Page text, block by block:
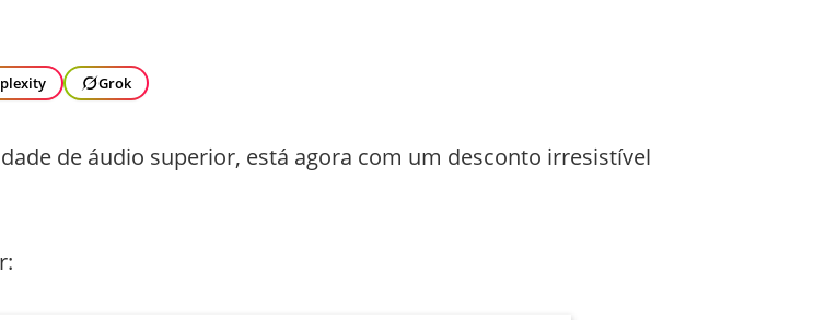
Grok
de áudio superior, está agora com um desconto irresistível